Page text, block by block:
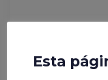
Esta